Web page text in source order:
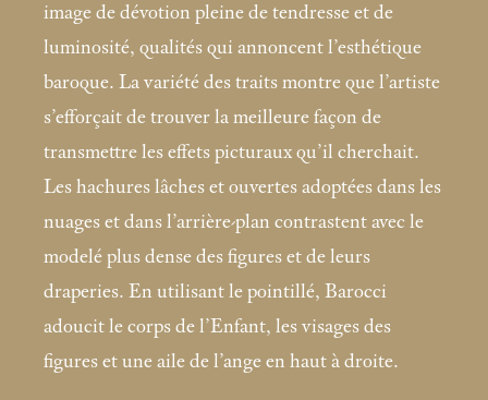
image de dévotion pleine de tendresse et de
luminosité, qualités qui annoncent l’esthétique
baroque. La variété des traits montre que l’artiste
s’efforçait de trouver la meilleure façon de
transmettre les effets picturaux qu’il cherchait.
Les hachures lâches et ouvertes adoptées dans les
nuages et dans l’arrière-plan contrastent avec le
modelé plus dense des figures et de leurs
draperies. En utilisant le pointillé, Barocci
adoucit le corps de l’Enfant, les visages des
figures et une aile de l’ange en haut à droite.